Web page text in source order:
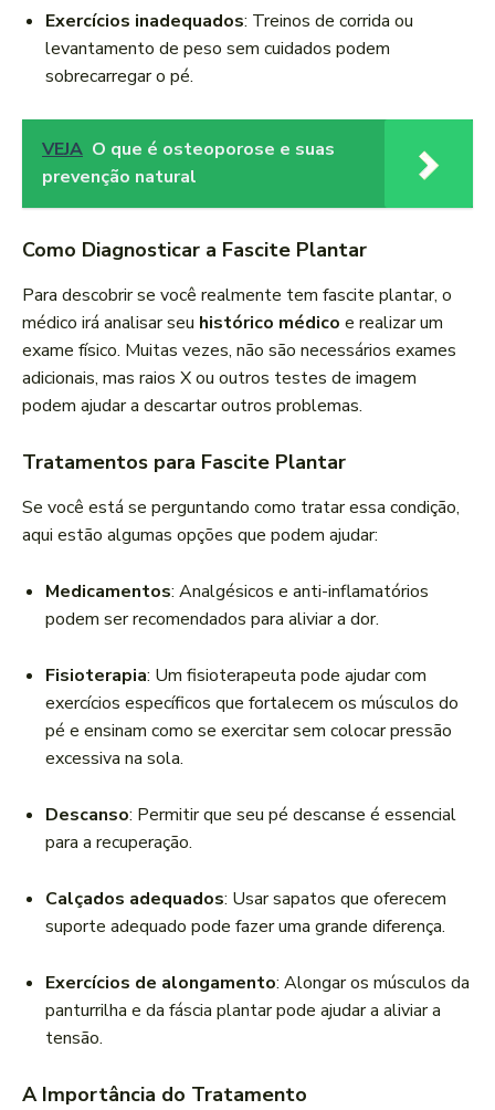
Exercícios inadequados: Treinos de corrida ou
levantamento de peso sem cuidados podem
sobrecarregar o pé.
VEJA O que é osteoporose e suas
prevenção natural
Como Diagnosticar a Fascite Plantar
Para descobrir se você realmente tem fascite plantar, o
médico irá analisar seu histórico médico e realizar um
exame físico. Muitas vezes, não são necessários exames
adicionais, mas raios X ou outros testes de imagem
podem ajudar a descartar outros problemas.
Tratamentos para Fascite Plantar
Se você está se perguntando como tratar essa condição,
aqui estão algumas opções que podem ajudar:
Medicamentos: Analgésicos e anti-inflamatórios
podem ser recomendados para aliviar a dor.
Fisioterapia: Um fisioterapeuta pode ajudar com
exercícios específicos que fortalecem os músculos do
pé e ensinam como se exercitar sem colocar pressão
excessiva na sola.
Descanso: Permitir que seu pé descanse é essencial
para a recuperação.
Calçados adequados: Usar sapatos que oferecem
suporte adequado pode fazer uma grande diferença.
Exercícios de alongamento: Alongar os músculos da
panturrilha e da fáscia plantar pode ajudar a aliviar a
tensão.
A Importância do Tratamento